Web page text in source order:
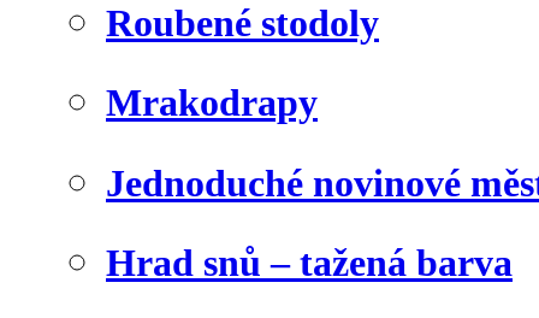
Roubené stodoly
Mrakodrapy
Jednoduché novinové
Hrad snů – tažená barva